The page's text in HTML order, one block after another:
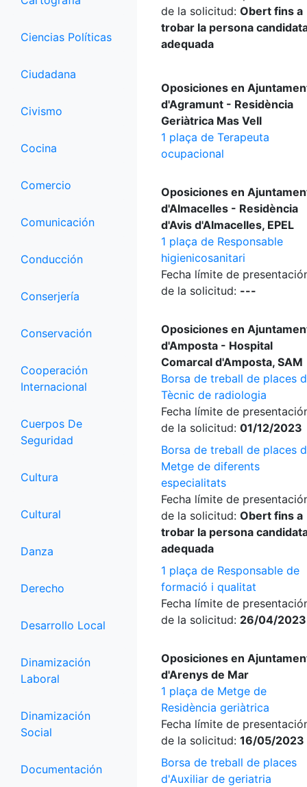
Ciencias Políticas
Ciudadana
Civismo
Cocina
Comercio
Comunicación
Conducción
Conserjería
Conservación
Cooperación
Internacional
Cuerpos De
Seguridad
Cultura
Cultural
Danza
Derecho
Desarrollo Local
Dinamización
Laboral
Dinamización
Social
Documentación
de la solicitud: Obert fins a
trobar la persona
adequada
Oposiciones en
d'Agramunt - Residència
Geriàtrica Mas Vell
1 plaça de Terapeuta
ocupacional
Oposiciones en
d'Almacelles - Residència
d'Avis d'Almacelles, EPEL
1 plaça de Responsable
higienicosanitari
Fecha límite de
de la solicitud: ---
Oposiciones en
d'Amposta - Hospital
Comarcal d'Amposta, SAM
Borsa de treball de places
Tècnic de radiologia
Fecha límite de
de la solicitud: 01/12/2023
Borsa de treball de places
Metge de diferents
especialitats
Fecha límite de
de la solicitud: Obert fins a
trobar la persona
adequada
1 plaça de Responsable de
formació i qualitat
Fecha límite de
de la solicitud: 26/04/2023
Oposiciones en
d'Arenys de Mar
1 plaça de Metge de
Residència geriàtrica
Fecha límite de
de la solicitud: 16/05/2023
Borsa de treball de places
d'Auxiliar de geriatria